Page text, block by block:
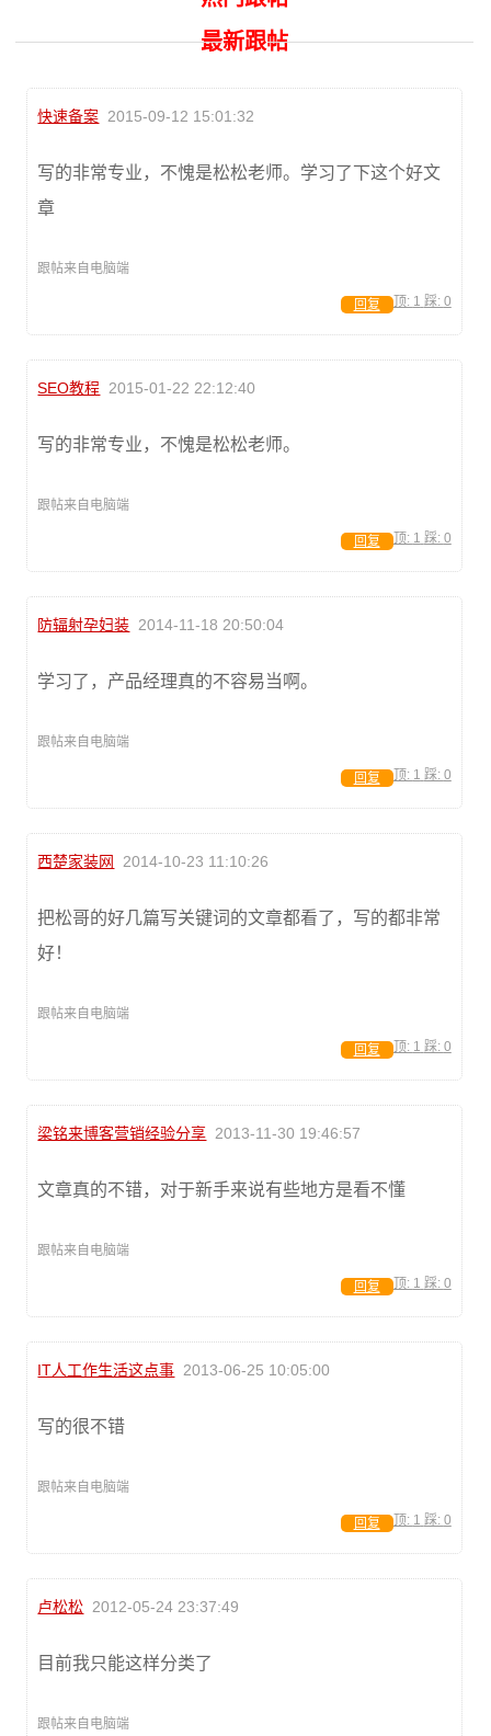
最新跟帖
快速备案 2015-09-12 15:01:32
写的非常专业，不愧是松松老师。学习了下这个好文
章
跟帖来自电脑端
顶: 1 踩: 0
回复
SEO教程 2015-01-22 22:12:40
写的非常专业，不愧是松松老师。
跟帖来自电脑端
顶: 1 踩: 0
回复
防辐射孕妇装 2014-11-18 20:50:04
学习了，产品经理真的不容易当啊。
跟帖来自电脑端
顶: 1 踩: 0
回复
西楚家装网 2014-10-23 11:10:26
把松哥的好几篇写关键词的文章都看了，写的都非常
好！
跟帖来自电脑端
顶: 1 踩: 0
回复
梁铭来博客营销经验分享 2013-11-30 19:46:57
文章真的不错，对于新手来说有些地方是看不懂
跟帖来自电脑端
顶: 1 踩: 0
回复
IT人工作生活这点事 2013-06-25 10:05:00
写的很不错
跟帖来自电脑端
顶: 1 踩: 0
回复
卢松松 2012-05-24 23:37:49
目前我只能这样分类了
跟帖来自电脑端